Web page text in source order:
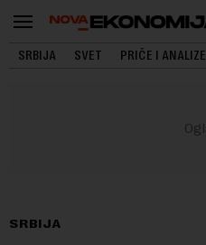
SRBIJA SVET PRIČE I ANALIZE
SRBIJA